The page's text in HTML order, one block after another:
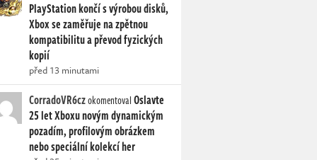
PlayStation končí s výrobou disků,
Xbox se zaměřuje na zpětnou
kompatibilitu a převod fyzických
kopií
před 13 minutami
CorradoVR6czokomentovalOslavte
25 let Xboxu novým dynamickým
pozadím, profilovým obrázkem
nebo speciální kolekcí her